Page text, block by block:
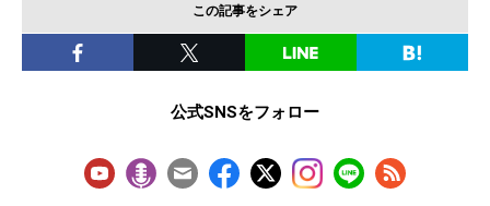
この記事をシェア
公式SNSをフォロー